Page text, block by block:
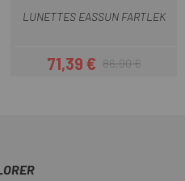
LUNETTES EASSUN FARTLEK
Prix
71,39 €Prix habituel
86,90 €